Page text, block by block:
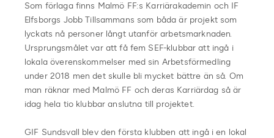
Som förlaga finns Malmö FF:s Karriärakademin och IF
Elfsborgs Jobb Tillsammans som båda är projekt som
lyckats nå personer långt utanför arbetsmarknaden.
Ursprungsmålet var att få fem SEF-klubbar att ingå i
lokala överenskommelser med sin Arbetsförmedling
under 2018 men det skulle bli mycket bättre än så. Om
man räknar med Malmö FF och deras Karriärdag så är
idag hela tio klubbar anslutna till projektet.
GIF Sundsvall blev den första klubben att ingå i en lokal